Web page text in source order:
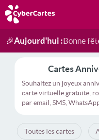
Anniversaire
Fête du jour
Amour
Amitié
Merci
Toutes les cartes
🎉Aujourd'hui :Bonne
Cartes
Souhaitez un joyeux
carte virtuelle gratuite,
par email, SMS,
Toutes les cartes